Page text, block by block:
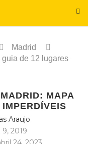
Madrid
guia de 12 lugares
MAPA
Araujo
2019